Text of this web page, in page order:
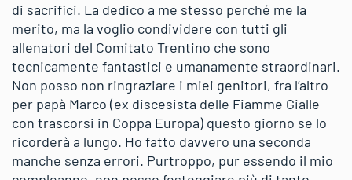
di sacrifici. La dedico a me stesso perché me la
merito, ma la voglio condividere con tutti gli
allenatori del Comitato Trentino che sono
tecnicamente fantastici e umanamente straordinari.
Non posso non ringraziare i miei genitori, fra l’altro
per papà Marco (ex discesista delle Fiamme Gialle
con trascorsi in Coppa Europa) questo giorno se lo
ricorderà a lungo. Ho fatto davvero una seconda
manche senza errori. Purtroppo, pur essendo il mio